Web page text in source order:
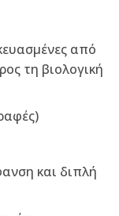
από
τη βιολογική
και διπλή